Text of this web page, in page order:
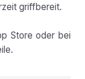
griffbereit.
Store oder bei